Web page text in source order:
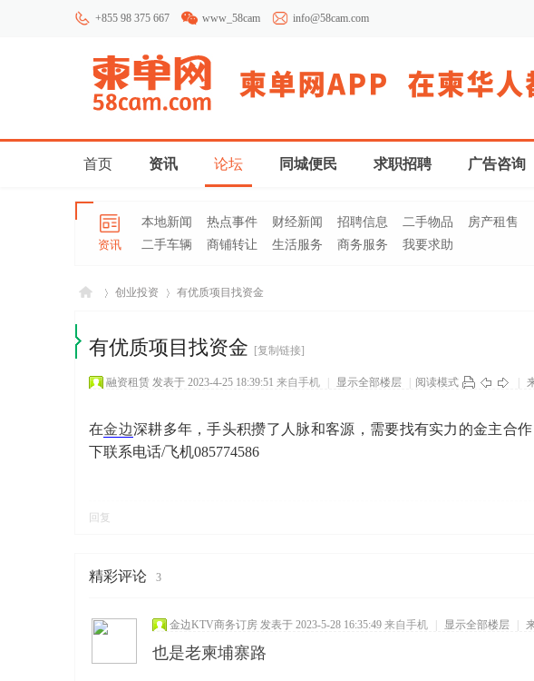
+855 98 375 667 www_58cam info@58cam.com
首页 资讯 论坛 同城便民 求职招聘 广告咨询
资讯
本地新闻 热点事件 财经新闻 招聘信息 二手物品
房产租售
二手车辆
商铺转让 生活服务 商务服务 我要求助
创业投资 有优质项目找资金
有优质项目找资金 [复制链接]
融资租赁 发表于 2023-4-25 18:39:51 来自手机 显示全部楼层 阅读模式
在金边深耕多年，手头积攒了人脉和客源，需要找有实力的金主合
下联系电话/飞机085774586
回复
精彩评论 3
金边KTV商务订房 发表于 2023-5-28 16:35:49 来自手机 显示全部楼层
也是老柬埔寨路